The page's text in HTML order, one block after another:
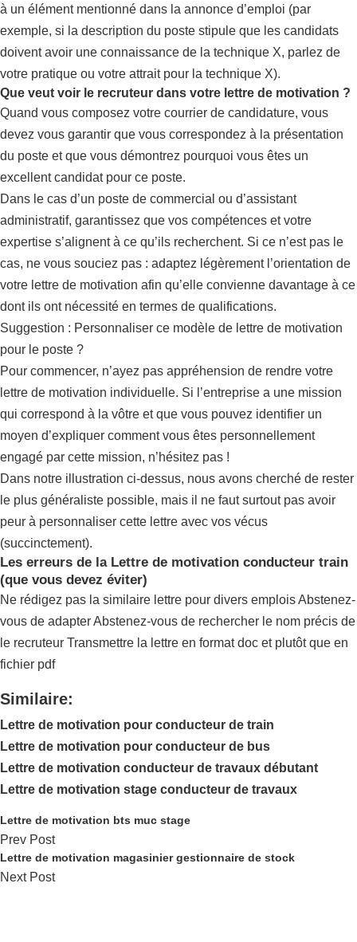
à un élément mentionné dans la annonce d’emploi (par
exemple, si la description du poste stipule que les candidats
doivent avoir une connaissance de la technique X, parlez de
votre pratique ou votre attrait pour la technique X).
Que veut voir le recruteur dans votre lettre de motivation ?
Quand vous composez votre courrier de candidature, vous
devez vous garantir que vous correspondez à la présentation
du poste et que vous démontrez pourquoi vous êtes un
excellent candidat pour ce poste.
Dans le cas d’un poste de commercial ou d’assistant
administratif, garantissez que vos compétences et votre
expertise s’alignent à ce qu’ils recherchent. Si ce n’est pas le
cas, ne vous souciez pas : adaptez légèrement l’orientation de
votre lettre de motivation afin qu’elle convienne davantage à ce
dont ils ont nécessité en termes de qualifications.
Suggestion : Personnaliser ce modèle de lettre de motivation
pour le poste ?
Pour commencer, n’ayez pas appréhension de rendre votre
lettre de motivation individuelle. Si l’entreprise a une mission
qui correspond à la vôtre et que vous pouvez identifier un
moyen d’expliquer comment vous êtes personnellement
engagé par cette mission, n’hésitez pas !
Dans notre illustration ci-dessus, nous avons cherché de rester
le plus généraliste possible, mais il ne faut surtout pas avoir
peur à personnaliser cette lettre avec vos vécus
(succinctement).
Les erreurs de la Lettre de motivation conducteur train
(que vous devez éviter)
Ne rédigez pas la similaire lettre pour divers emplois Abstenez-
vous de adapter Abstenez-vous de rechercher le nom précis de
le recruteur Transmettre la lettre en format doc et plutôt que en
fichier pdf
Similaire:
Lettre de motivation pour conducteur de train
Lettre de motivation pour conducteur de bus
Lettre de motivation conducteur de travaux débutant
Lettre de motivation stage conducteur de travaux
Lettre de motivation bts muc stage
Prev Post
Lettre de motivation magasinier gestionnaire de stock
Next Post